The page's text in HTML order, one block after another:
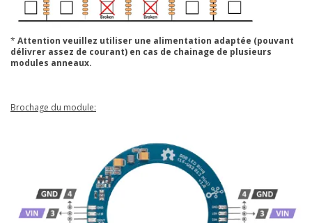
* Attention veuillez utiliser une alimentation adaptée (pouvant
délivrer assez de courant) en cas de chainage de plusieurs
modules anneaux.
Brochage du module: